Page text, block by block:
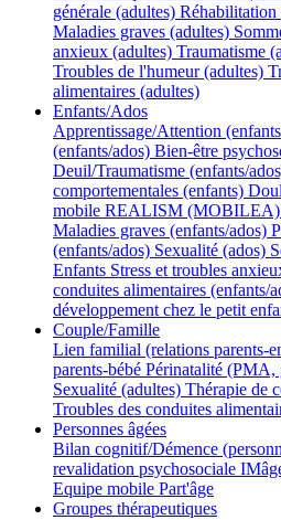
générale (adultes) Réhabilitation
Maladies graves (adultes)
anxieux (adultes) Traumatisme
Troubles de l'humeur (adultes)
alimentaires (adultes)
Enfants/Ados
Apprentissage/Attention
(enfants/ados) Bien-être
Deuil/Traumatisme (enfants/
comportementales (enfants)
mobile REALISM (MOBILEA)
Maladies graves (enfants/ados)
(enfants/ados) Sexualité (ados)
Enfants Stress et troubles
conduites alimentaires (enfants/
développement chez le petit
Couple/Famille
Lien familial (relations parents-
parents-bébé Périnatalité (PMA,
Sexualité (adultes) Thérapie de
Troubles des conduites
Personnes âgées
Bilan cognitif/Démence
revalidation psychosociale
Equipe mobile Part'âge
Groupes thérapeutiques